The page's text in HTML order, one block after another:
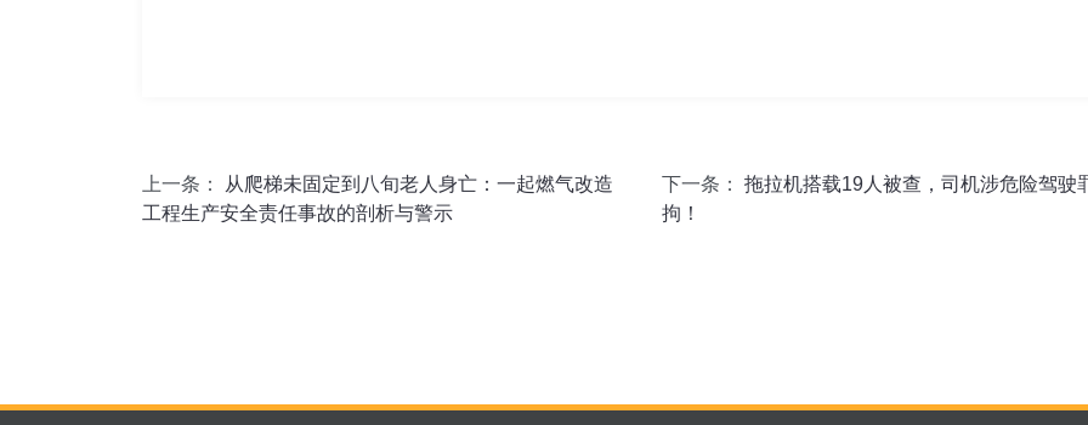
上一条：
从爬梯未固定到八旬老人身亡：一起燃气改造
工程生产安全责任事故的剖析与警示
下一条： 拖拉机搭载19人被查，司机涉危险驾驶
拘！